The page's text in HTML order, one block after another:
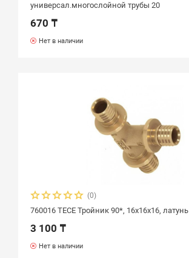
универсал.многослойной трубы 20
670 ₸
Нет в наличии
(0)
760016 ТЕСЕ Тройник 90*, 16х16х16, латунь
3 100 ₸
Нет в наличии